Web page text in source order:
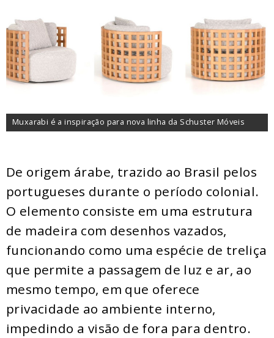
Muxarabi é a inspiração para nova linha da Schuster Móveis
De origem árabe, trazido ao Brasil pelos
portugueses durante o período colonial.
O elemento consiste em uma estrutura
de madeira com desenhos vazados,
funcionando como uma espécie de treliça
que permite a passagem de luz e ar, ao
mesmo tempo, em que oferece
privacidade ao ambiente interno,
impedindo a visão de fora para dentro.